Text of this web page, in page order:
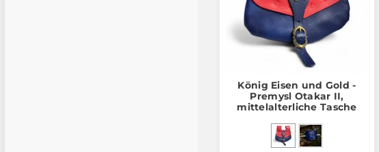
König Eisen und Gold -
Premysl Otakar II,
mittelalterliche Tasche